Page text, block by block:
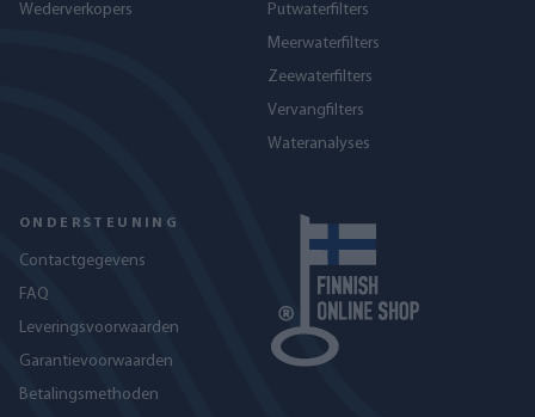
Wederverkopers
Putwaterfilters
Meerwaterfilters
Zeewaterfilters
Vervangfilters
Wateranalyses
ONDERSTEUNING
Contactgegevens
FAQ
Leveringsvoorwaarden
Garantievoorwaarden
Betalingsmethoden